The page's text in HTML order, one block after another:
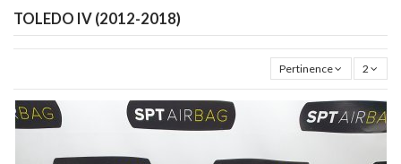
TOLEDO IV (2012-2018)
Pertinence 2